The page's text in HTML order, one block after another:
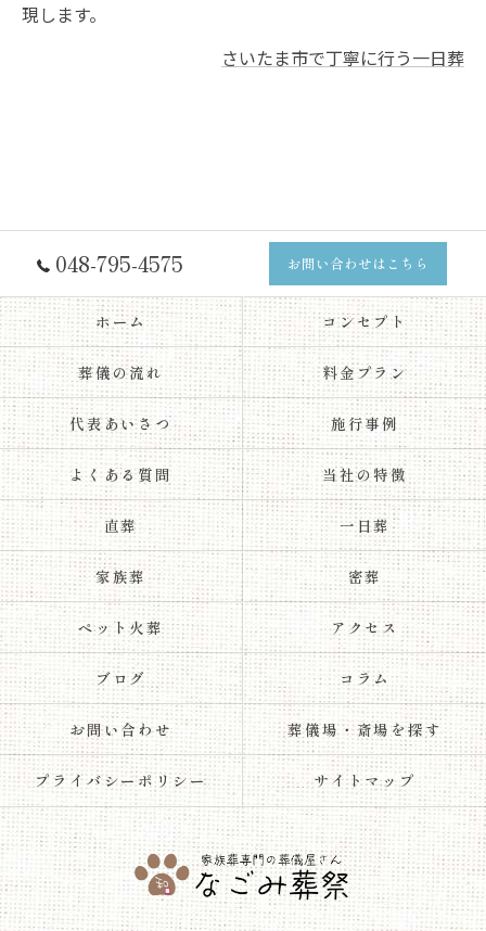
現します。
さいたま市で丁寧に行う一日葬
048-795-4575 お問い合わせはこちら
ホーム コンセプト
葬儀の流れ 料金プラン
代表あいさつ 施行事例
よくある質問 当社の特徴
直葬 一日葬
家族葬 密葬
ペット火葬 アクセス
ブログ コラム
お問い合わせ 葬儀場・斎場を探す
プライバシーポリシー サイトマップ